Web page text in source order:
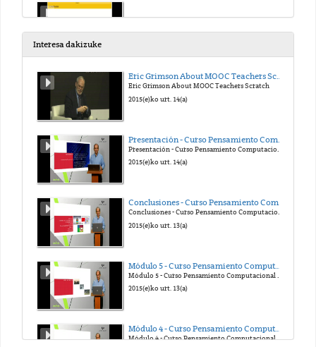
Interesa dakizuke
Eric Grimson About MOOC Teachers Scratch
Eric Grimson About MOOC Teachers Scratch
2015(e)ko urt. 14(a)
Presentación - Curso Pensamiento Computacional en la Escuela
2015(e)ko urt. 14(a)
Conclusiones - Curso Pensamiento Computacional en la Escuela
Conclusiones - Curso Pensamiento Computacional en la Escuela
2015(e)ko urt. 13(a)
Módulo 5 - Curso Pensamiento Computacional en la Escuela
2015(e)ko urt. 13(a)
Módulo 4 - Curso Pensamiento Computacional en la Escuela
Módulo 4 - Curso Pensamiento Computacional en la Escuela